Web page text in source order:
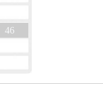
46